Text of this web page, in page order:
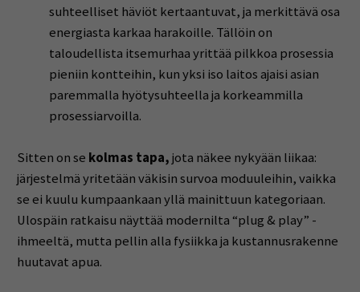
suhteelliset häviöt kertaantuvat, ja merkittävä osa
energiasta karkaa harakoille. Tällöin on
taloudellista itsemurhaa yrittää pilkkoa prosessia
pieniin kontteihin, kun yksi iso laitos ajaisi asian
paremmalla hyötysuhteella ja korkeammilla
prosessiarvoilla.
Sitten on se kolmas tapa,jota näkee nykyään liikaa:
järjestelmä yritetään väkisin survoa moduuleihin, vaikka
se ei kuulu kumpaankaan yllä mainittuun kategoriaan.
Ulospäin ratkaisu näyttää modernilta “plug & play” -
ihmeeltä, mutta pellin alla fysiikka ja kustannusrakenne
huutavat apua.